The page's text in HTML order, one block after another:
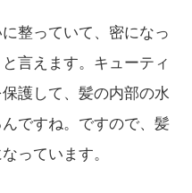
整っていて、密になっ
言えます。キューティ
護して、髪の内部の水
ですね。ですので、髪
っています。